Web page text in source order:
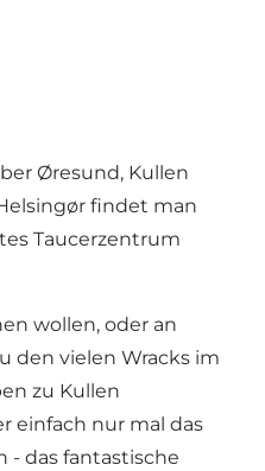
Øresund, Kullen
findet man
Taucerzentrum
wollen, oder an
den vielen Wracks im
zu Kullen
einfach nur mal das
- das fantastische